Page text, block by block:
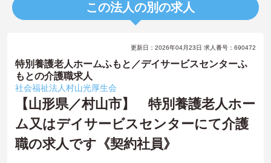
この法人の別の求人
更新日：2026年04月23日 求人番号：690472
特別養護老人ホームふもと／デイサービスセンターふ
もとの介護職求人
社会福祉法人村山光厚生会
【山形県／村山市】 特別養護老人ホー
ム又はデイサービスセンターにて介護
職の求人です《契約社員》